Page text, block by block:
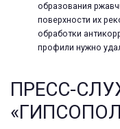
образования
поверхности их
обработки
профили нужно
ПРЕСС-